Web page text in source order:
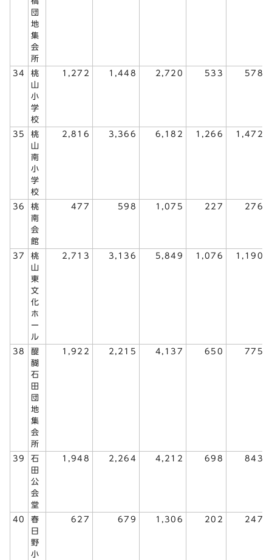
団
地
集
会
所
34
桃
山
小
学
校
1,272 1,448 2,720 533 578
35
桃
山
南
小
学
校
2,816 3,366 6,182 1,266 1,472
36
桃
南
会
館
477 598 1,075 227 276
37
桃
山
東
文
化
ホ
ー
ル
2,713 3,136 5,849 1,076 1,190
38
醍
醐
石
田
団
地
集
会
所
1,922 2,215 4,137 650 775
39
石
田
公
会
堂
1,948 2,264 4,212 698 843
40
春
日
野
小
627 679 1,306 202 247